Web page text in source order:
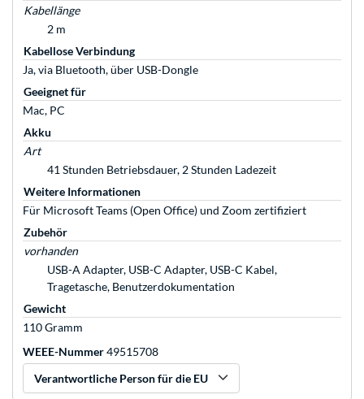
Kabellänge
2 m
Kabellose Verbindung
Ja, via Bluetooth, über USB-Dongle
Geeignet für
Mac, PC
Akku
Art
41 Stunden Betriebsdauer, 2 Stunden Ladezeit
Weitere Informationen
Für Microsoft Teams (Open Office) und Zoom zertifiziert
Zubehör
vorhanden
USB-A Adapter, USB-C Adapter, USB-C Kabel,
Tragetasche, Benutzerdokumentation
Gewicht
110 Gramm
WEEE-Nummer49515708
Verantwortliche Person für die EU